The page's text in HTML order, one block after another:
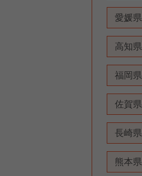
愛媛県
高知県
福岡県
佐賀県
長崎県
熊本県